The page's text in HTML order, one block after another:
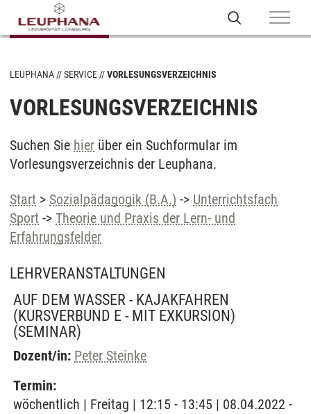
LEUPHANA SERVICE VORLESUNGSVERZEICHNIS
VORLESUNGSVERZEICHNIS
Suchen Sie hier über ein Suchformular im
Vorlesungsverzeichnis der Leuphana.
Start > Sozialpädagogik (B.A.) -> Unterrichtsfach
Sport -> Theorie und Praxis der Lern- und
Erfahrungsfelder
LEHRVERANSTALTUNGEN
AUF DEM WASSER - KAJAKFAHREN
(KURSVERBUND E - MIT EXKURSION)
(SEMINAR)
Dozent/in: Peter Steinke
Termin:
wöchentlich | Freitag | 12:15 - 13:45 | 08.04.2022 -